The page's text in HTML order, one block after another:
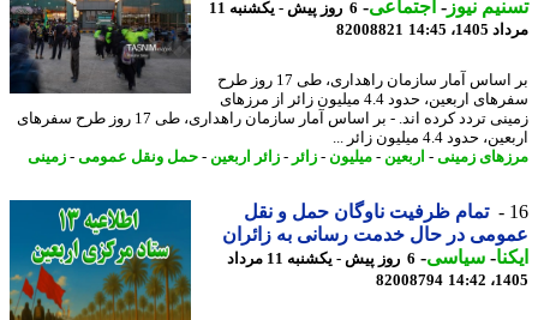
نیوز-اجتماعی-
6 روز پیش - یکشنبه 11
14:45
82008821
بر اساس آمار سازمان راهداری، طی 17 روز طرح
سفرهای اربعین، حدود 4.4 میلیون زائر از مرزهای
زمینی تردد کرده اند. - بر اساس آمار سازمان راهداری، طی 17 روز طرح سفرهای
حدود 4.4 میلیون زائر ...
زمینی-اربعین -میلیون-زائر - زائر اربعین -حمل ونقل عمومی-زمینی
تمام ظرفیت ناوگان حمل و نقل
در حال خدمت رسانی به زائران
-سیاسی-
6 روز پیش - یکشنبه 11 مرداد
82008794